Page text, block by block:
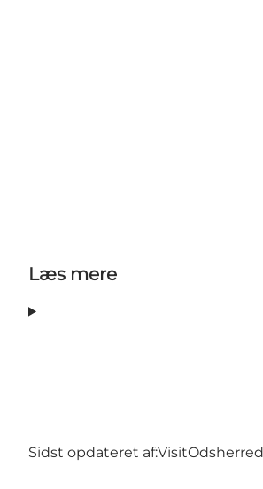
Læs mere
Sidst opdateret af:VisitOdsherred